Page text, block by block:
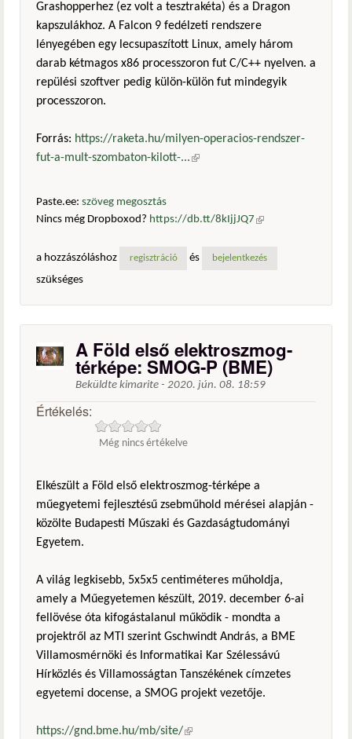
Grashopperhez (ez volt a tesztrakéta) és a Dragon
kapszulákhoz. A Falcon 9 fedélzeti rendszere
lényegében egy lecsupaszított Linux, amely három
darab kétmagos x86 processzoron fut C/C++ nyelven. a
repülési szoftver pedig külön-külön fut mindegyik
processzoron.
Forrás: https://raketa.hu/milyen-operacios-rendszer-
fut-a-mult-szombaton-kilott-...(külső hivatkozás)
Paste.ee: szöveg megosztás
Nincs még Dropboxod? https://db.tt/8kIjjJQ7 (külső
a hozzászóláshoz
regisztráció és bejelentkezés
szükséges
A Föld első elektroszmog-
térképe: SMOG-P (BME)
Beküldte kimarite - 2020. jún. 08. 18:59
Értékelés:
Még nincs értékelve
Elkészült a Föld első elektroszmog-térképe a
műegyetemi fejlesztésű zsebműhold mérései alapján -
közölte Budapesti Műszaki és Gazdaságtudományi
Egyetem.
A világ legkisebb, 5x5x5 centiméteres műholdja,
amely a Műegyetemen készült, 2019. december 6-ai
fellövése óta kifogástalanul működik - mondta a
projektről az MTI szerint Gschwindt András, a BME
Villamosmérnöki és Informatikai Kar Szélessávú
Hírközlés és Villamosságtan Tanszékének címzetes
egyetemi docense, a SMOG projekt vezetője.
https://gnd.bme.hu/mb/site/(külső hivatkozás)